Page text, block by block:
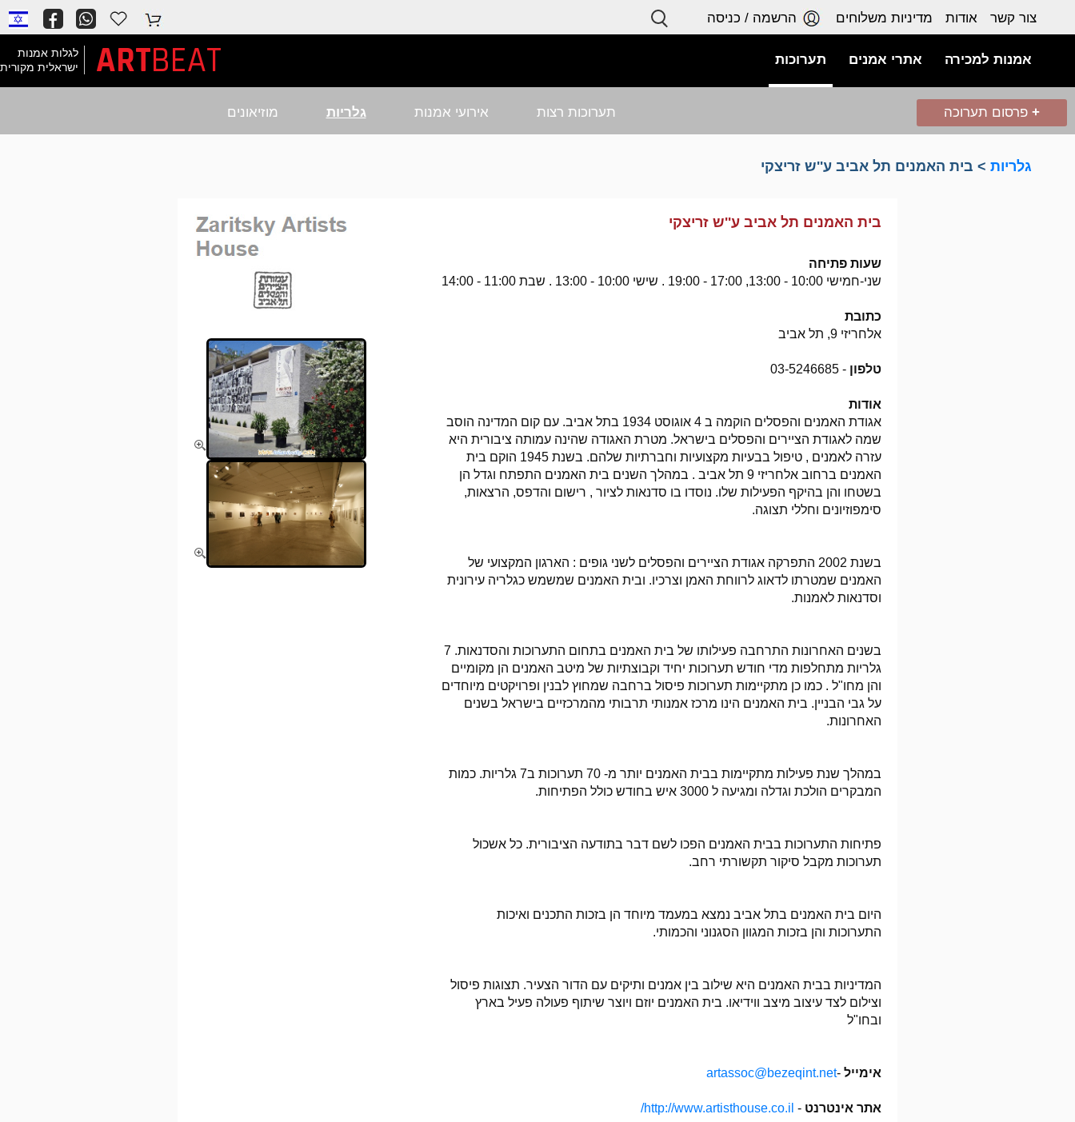
צור קשר אודות מדיניות משלוחים הרשמה / כניסה
לגלות אמנות
ישראלית מקורית
ARTBEAT אמנות למכירה אתרי אמנים תערוכות
+ פרסום תערוכה תערוכות רצות אירועי אמנות גלריות מוזיאונים
גלריות> בית האמנים תל אביב ע''ש זריצקי
בית האמנים תל אביב ע''ש זריצקי
שעות פתיחה
שני-חמישי 10:00 - 13:00, 17:00 - 19:00 . שישי 10:00 - 13:00 . שבת 11:00 - 14:00
כתובת
אלחריזי 9, תל אביב
טלפון - 03-5246685
אודות
אגודת האמנים והפסלים הוקמה ב 4 אוגוסט 1934 בתל אביב. עם קום המדינה הוסב
שמה לאגודת הציירים והפסלים בישראל. מטרת האגודה שהינה עמותה ציבורית היא
עזרה לאמנים , טיפול בבעיות מקצועיות וחברתיות שלהם. בשנת 1945 הוקם בית
האמנים ברחוב אלחריזי 9 תל אביב . במהלך השנים בית האמנים התפתח וגדל הן
בשטחו והן בהיקף הפעילות שלו. נוסדו בו סדנאות לציור , רישום והדפס, הרצאות,
סימפוזיונים וחללי תצוגה.
בשנת 2002 התפרקה אגודת הציירים והפסלים לשני גופים : הארגון המקצועי של
האמנים שמטרתו לדאוג לרווחת האמן וצרכיו. ובית האמנים שמשמש כגלריה עירונית
וסדנאות לאמנות.
בשנים האחרונות התרחבה פעילותו של בית האמנים בתחום התערוכות והסדנאות. 7
גלריות מתחלפות מדי חודש תערוכות יחיד וקבוצתיות של מיטב האמנים הן מקומיים
והן מחו"ל . כמו כן מתקיימות תערוכות פיסול ברחבה שמחוץ לבנין ופרויקטים מיוחדים
על גבי הבניין. בית האמנים הינו מרכז אמנותי תרבותי מהמרכזיים בישראל בשנים
האחרונות.
במהלך שנת פעילות מתקיימות בבית האמנים יותר מ- 70 תערוכות ב7 גלריות. כמות
המבקרים הולכת וגדלה ומגיעה ל 3000 איש בחודש כולל הפתיחות.
פתיחות התערוכות בבית האמנים הפכו לשם דבר בתודעה הציבורית. כל אשכול
תערוכות מקבל סיקור תקשורתי רחב.
היום בית האמנים בתל אביב נמצא במעמד מיוחד הן בזכות התכנים ואיכות
התערוכות והן בזכות המגוון הסגנוני והכמותי.
המדיניות בבית האמנים היא שילוב בין אמנים ותיקים עם הדור הצעיר. תצוגות פיסול
וצילום לצד עיצוב מיצב ווידיאו. בית האמנים יוזם ויוצר שיתוף פעולה פעיל בארץ
ובחו"ל
אימייל -
artassoc@bezeqint.net
אתר אינטרנט -
http://www.artisthouse.co.il/